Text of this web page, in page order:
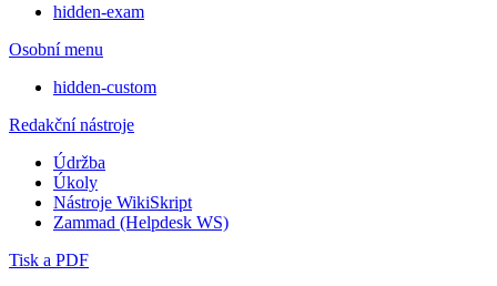
hidden-exam
Osobní menu
hidden-custom
Redakční nástroje
Údržba
Úkoly
Nástroje WikiSkript
Zammad (Helpdesk WS)
Tisk a PDF